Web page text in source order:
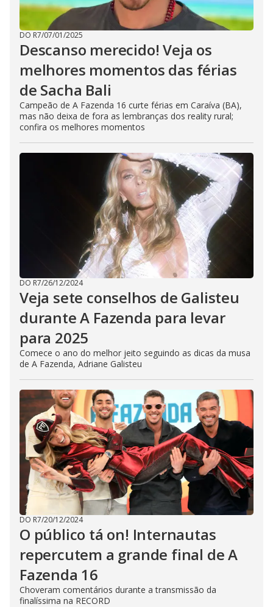
DO R7/07/01/2025
Descanso merecido! Veja os
melhores momentos das férias
de Sacha Bali
Campeão de A Fazenda 16 curte férias em Caraíva (BA),
mas não deixa de fora as lembranças dos reality rural;
confira os melhores momentos
DO R7/26/12/2024
Veja sete conselhos de Galisteu
durante A Fazenda para levar
para 2025
Comece o ano do melhor jeito seguindo as dicas da musa
de A Fazenda, Adriane Galisteu
DO R7/20/12/2024
O público tá on! Internautas
repercutem a grande final de A
Fazenda 16
Choveram comentários durante a transmissão da
finalíssima na RECORD